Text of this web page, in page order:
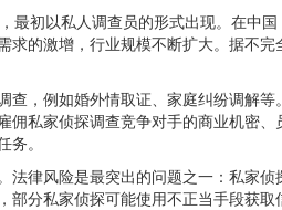
最初以私人调查员的形式出现。在中
的激增，行业规模不断扩大。据不
查，例如婚外情取证、家庭纠纷调解
佣私家侦探调查竞争对手的商业机密
。
法律风险是最突出的问题之一：私家
部分私家侦探可能使用不正当手段获